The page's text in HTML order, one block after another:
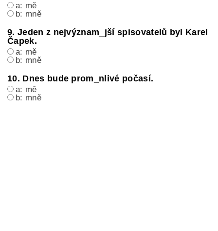
a: mě
b: mně
9. Jeden z nejvýznam_jší spisovatelů byl Karel
Čapek.
a: mě
b: mně
10. Dnes bude prom_nlivé počasí.
a: mě
b: mně